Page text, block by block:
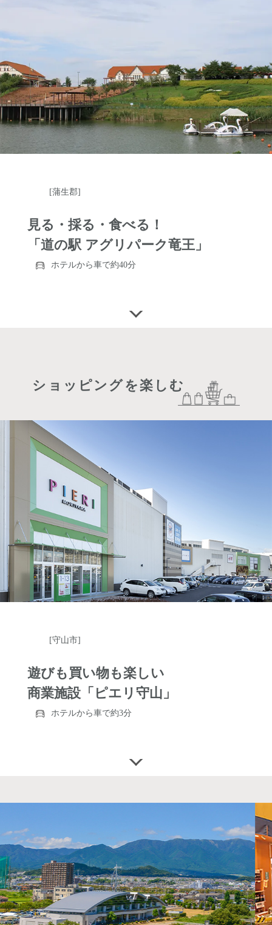
[蒲生郡]
見る・採る・食べる！
「道の駅 アグリパーク竜王」
ホテルから車で約40分
https://www.aguri-p.com/
ショッピングを楽しむ
[守山市]
遊びも買い物も楽しい
商業施設「ピエリ守山」
ホテルから車で約3分